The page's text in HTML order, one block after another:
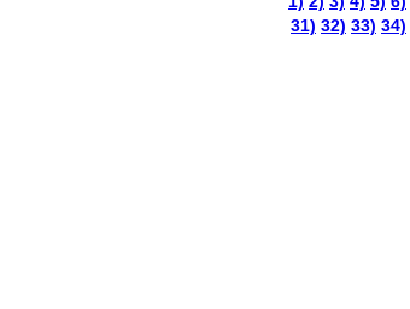
31) 32) 33) 34)